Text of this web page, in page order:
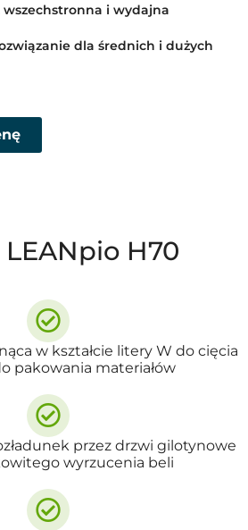
wszechstronna i wydajna
dla średnich i dużych
H70
w kształcie litery W do cięcia
pakowania materiałów
przez drzwi gilotynowe
wyrzucenia beli